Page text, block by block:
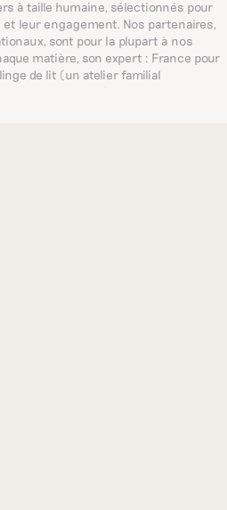
à taille humaine, sélectionnés pour
leur engagement. Nos partenaires,
sont pour la plupart à nos
matière, son expert : France pour
de lit (un atelier familial